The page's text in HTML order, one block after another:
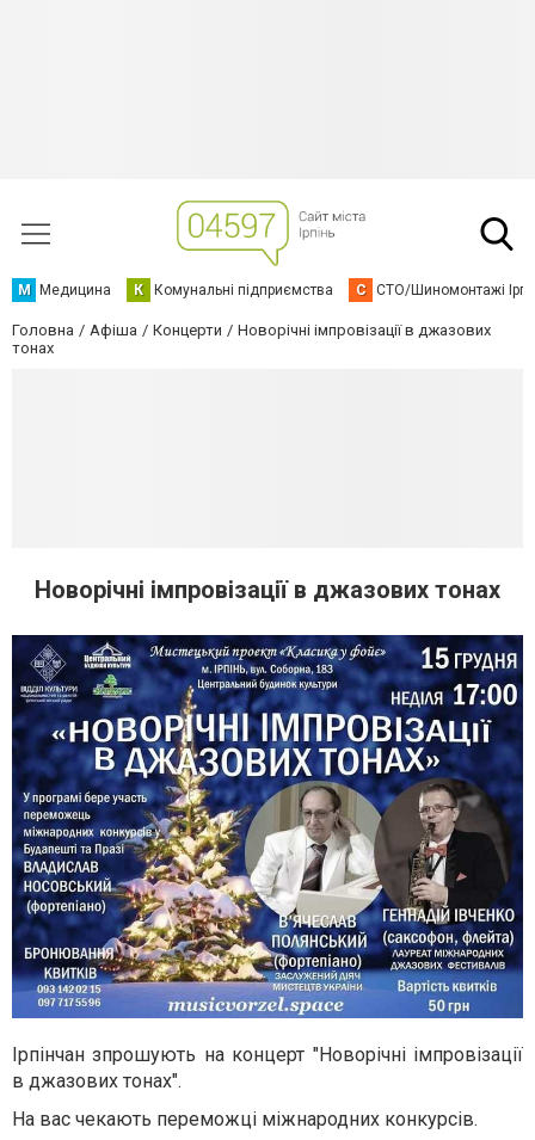
М Медицина К Комунальні підприємства С СТО/Шиномонтажі
Головна Афіша Концерти
Новорічні імпровізації в джазових
тонах
Новорічні імпровізації в джазових тонах
Ірпінчан зпрошують на концерт "Новорічні імпровізації
в джазових тонах".
На вас чекають переможці міжнародних конкурсів.